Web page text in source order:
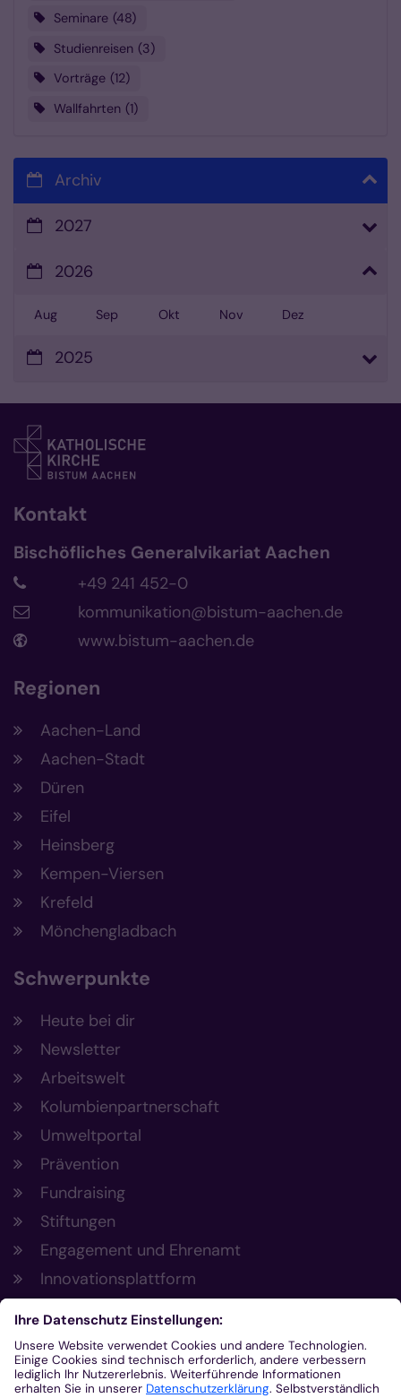
Seminare 48
Studienreisen 3
Vorträge 12
Wallfahrten 1
Archiv
2027
2026
Aug Sep Okt Nov Dez
2025
Kontakt
Bischöfliches Generalvikariat Aachen
+49 241 452-0
kommunikation@bistum-aachen.de
www.bistum-aachen.de
Regionen
Aachen-Land
Aachen-Stadt
Düren
Eifel
Heinsberg
Kempen-Viersen
Krefeld
Mönchengladbach
Schwerpunkte
Heute bei dir
Newsletter
Arbeitswelt
Kolumbienpartnerschaft
Umweltportal
Prävention
Fundraising
Stiftungen
Engagement und Ehrenamt
Innovationsplattform
Aus der Plattform
Nachrichten